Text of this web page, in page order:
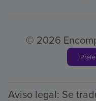
© 2026
Aviso legal: Se